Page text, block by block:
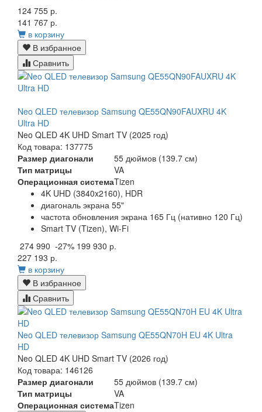
124 755 р.
141 767 р.
в корзину
В избранное
Сравнить
Neo QLED телевизор Samsung QE55QN90FAUXRU 4K
Ultra HD
Neo QLED 4K UHD Smart TV (2025 год)
Код товара: 137775
Размер диагонали
55 дюймов (139.7 см)
Тип матрицы
VA
Операционная системаTizen
4K UHD (3840x2160), HDR
диагональ экрана 55"
частота обновления экрана 165 Гц (нативно 120 Гц)
Smart TV (Tizen), Wi-Fi
274 990 -27% 199 930 р.
227 193 р.
в корзину
В избранное
Сравнить
Neo QLED телевизор Samsung QE55QN70H EU 4K Ultra
HD
Neo QLED 4K UHD Smart TV (2026 год)
Код товара: 146126
Размер диагонали
55 дюймов (139.7 см)
Тип матрицы
VA
Операционная системаTizen